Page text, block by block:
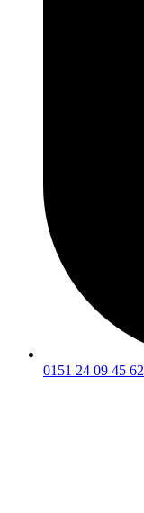
0151 24 09 45 62